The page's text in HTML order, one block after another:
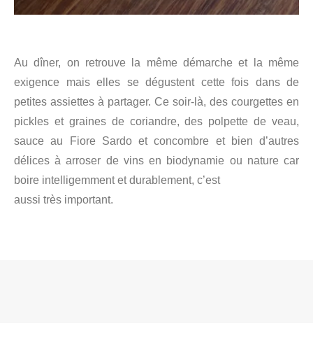
Au dîner, on retrouve la même démarche et la même
exigence mais elles se dégustent cette fois dans de
petites assiettes à partager. Ce soir-là, des courgettes en
pickles et graines de coriandre, des polpette de veau,
sauce au Fiore Sardo et concombre et bien d’autres
délices à arroser de vins en biodynamie ou nature car
boire intelligemment et durablement, c’est
aussi très important.